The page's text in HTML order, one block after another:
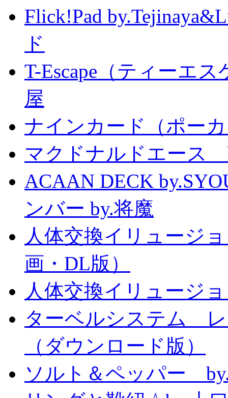
Flick!Pad
ド
T-Escape（ティーエ
屋
ナインカード（ポー
マクドナルドエース
ACAAN DECK
ンバー by.将魔
人体交換イリュージ
画・DL版）
人体交換イリュージ
ターベルシステム
（ダウンロード版）
ソルト＆ペッパー